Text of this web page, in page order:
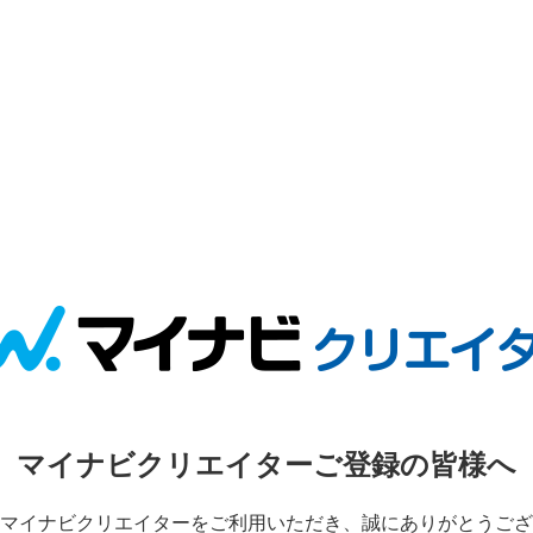
マイナビクリエイターご登録の皆様へ
イナビクリエイターをご利用いただき、誠にありがとうご